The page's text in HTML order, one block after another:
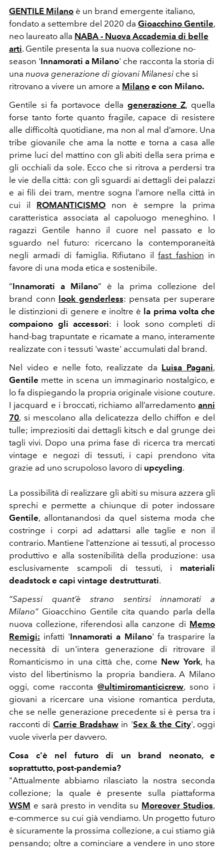
GENTILE Milano è un brand emergente italiano,
fondato a settembre del 2020 da Gioacchino Gentile,
neo laureato alla NABA - Nuova Accademia di belle
arti. Gentile presenta la sua nuova collezione no-
season 'Innamorati a Milano' che racconta la storia di
una nuova generazione di giovani Milanesi che si
ritrovano a vivere un amore a Milano e con Milano.
Gentile si fa portavoce della generazione Z, quella
forse tanto forte quanto fragile, capace di resistere
alle difficoltà quotidiane, ma non al mal d’amore. Una
tribe giovanile che ama la notte e torna a casa alle
prime luci del mattino con gli abiti della sera prima e
gli occhiali da sole. Ecco che si ritrova a perdersi tra
le vie della città: con gli sguardi ai dettagli dei palazzi
e ai fili dei tram, mentre sogna l’amore nella città in
cui il ROMANTICISMO non è sempre la prima
caratteristica associata al capoluogo meneghino. I
ragazzi Gentile hanno il cuore nel passato e lo
sguardo nel futuro: ricercano la contemporaneità
negli armadi di famiglia. Rifiutano il fast fashion in
favore di una moda etica e sostenibile.
“Innamorati a Milano” è la prima collezione del
brand conn look genderless: pensata per superare
le distinzioni di genere e inoltre è la prima volta che
compaiono gli accessori: i look sono completi di
hand-bag trapuntate e ricamate a mano, interamente
realizzate con i tessuti 'waste' accumulati dal brand.
Nel video e nelle foto, realizzate da Luisa Pagani,
Gentile mette in scena un immaginario nostalgico, e
lo fa dispiegando la propria originale visione couture.
I jacquard e i broccati, richiamo all’arredamento anni
70, si mescolano alla delicatezza dello chiffon e del
tulle; impreziositi dai dettagli kitsch e dal grunge dei
tagli vivi. Dopo una prima fase di ricerca tra mercati
vintage e negozi di tessuti, i capi prendono vita
grazie ad uno scrupoloso lavoro di upcycling.
La possibilità di realizzare gli abiti su misura azzera gli
sprechi e permette a chiunque di poter indossare
Gentile, allontanandosi da quel sistema moda che
costringe i corpi ad adattarsi alle taglie e non il
contrario. Mantiene l’attenzione ai tessuti, al processo
produttivo e alla sostenibilità della produzione: usa
esclusivamente scampoli di tessuti, i materiali
deadstock e capi vintage destrutturati.
“Sapessi quant’è strano sentirsi innamorati a
Milano” Gioacchino Gentile cita quando parla della
nuova collezione, riferendosi alla canzone di Memo
Remigi: infatti 'Innamorati a Milano' fa trasparire la
necessità di un'intera generazione di ritrovare il
Romanticismo in una città che, come New York, ha
visto del libertinismo la propria bandiera. A Milano
oggi, come racconta @ultimiromanticicrew, sono i
giovani a ricercare una visione romantica perduta,
che se nelle generazione precedente si è persa tra i
racconti di Carrie Bradshaw in 'Sex & the City', oggi
vuole viverla per davvero.
Cosa c'è nel futuro di un brand neonato, e
soprattutto, post-pandemia?
"Attualmente abbiamo rilasciato la nostra seconda
collezione; la quale è presente sulla piattaforma
WSM e sarà presto in vendita su Moreover Studios,
e-commerce su cui già vendiamo. Un progetto futuro
è sicuramente la prossima collezione, a cui stiamo già
pensando; oltre a cominciare a vendere in uno store